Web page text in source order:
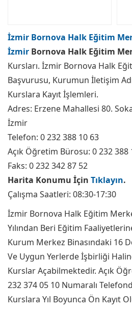
İzmir Bornova Halk Eğitim
İzmir Bornova Halk Eğitim
Kursları. İzmir Bornova Halk
Başvurusu, Kurumun İletişim
Kurslara Kayıt İşlemleri.
Adres: Erzene Mahallesi 80.
İzmir
Telefon: 0 232 388 10 63
Açık Öğretim Bürosu: 0 232 388
Faks: 0 232 342 87 52
Harita Konumu İçin Tıklayın.
Çalışma Saatleri: 08:30-17:30
İzmir Bornova Halk Eğitim
Yılından Beri Eğitim
Kurum Merkez Binasındaki 16
Ve Uygun Yerlerde İşbirliği
Kurslar Açabilmektedir. Açık
232 374 05 10 Numaralı
Kurslara Yıl Boyunca Ön Kayıt